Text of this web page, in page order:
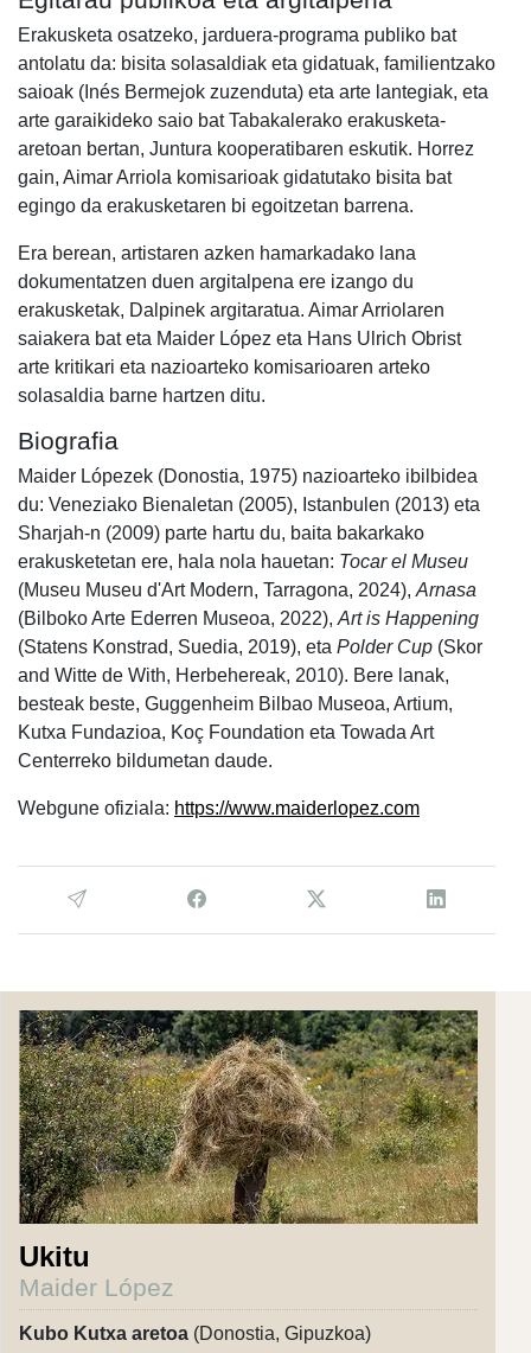
Erakusketa osatzeko, jarduera-programa publiko bat
antolatu da: bisita solasaldiak eta gidatuak, familientzako
saioak (Inés Bermejok zuzenduta) eta arte lantegiak, eta
arte garaikideko saio bat Tabakalerako erakusketa-
aretoan bertan, Juntura kooperatibaren eskutik. Horrez
gain, Aimar Arriola komisarioak gidatutako bisita bat
egingo da erakusketaren bi egoitzetan barrena.
Era berean, artistaren azken hamarkadako lana
dokumentatzen duen argitalpena ere izango du
erakusketak, Dalpinek argitaratua. Aimar Arriolaren
saiakera bat eta Maider López eta Hans Ulrich Obrist
arte kritikari eta nazioarteko komisarioaren arteko
solasaldia barne hartzen ditu.
Biografia
Maider Lópezek (Donostia, 1975) nazioarteko ibilbidea
du: Veneziako Bienaletan (2005), Istanbulen (2013) eta
Sharjah-n (2009) parte hartu du, baita bakarkako
erakusketetan ere, hala nola hauetan: Tocar el Museu
(Museu Museu d'Art Modern, Tarragona, 2024), Arnasa
(Bilboko Arte Ederren Museoa, 2022), Art is Happening
(Statens Konstrad, Suedia, 2019), eta Polder Cup (Skor
and Witte de With, Herbehereak, 2010). Bere lanak,
besteak beste, Guggenheim Bilbao Museoa, Artium,
Kutxa Fundazioa, Koç Foundation eta Towada Art
Centerreko bildumetan daude.
Webgune ofiziala: https://www.maiderlopez.com
Ukitu
Maider López
Kubo Kutxa aretoa (Donostia, Gipuzkoa)